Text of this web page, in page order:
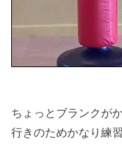
ちょっとブランクが
行きのためかなり練